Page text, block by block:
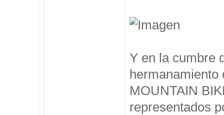
Y en la cumbre
hermanamiento
MOUNTAIN
representados